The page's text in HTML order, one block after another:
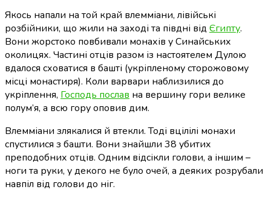
Якось напали на той край влемміани, лівійські
розбійники, що жили на заході та півдні від Єгипту.
Вони жорстоко повбивали монахів у Синайських
околицях. Частині отців разом із настоятелем Дулою
вдалося сховатися в башті (укріпленому сторожовому
місці монастиря). Коли варвари наблизилися до
укріплення, Господь послав на вершину гори велике
полум’я, а всю гору оповив дим.
Влемміани злякалися й втекли. Тоді вцілілі монахи
спустилися з башти. Вони знайшли 38 убитих
преподобних отців. Одним відсікли голови, а іншим –
ноги та руки, у декого не було очей, а деяких розрубали
навпіл від голови до ніг.